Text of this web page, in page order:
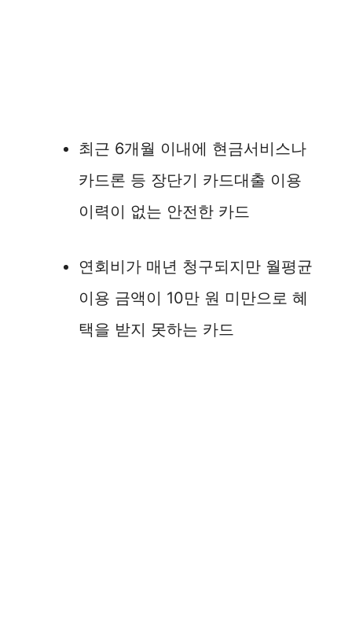
최근 6개월 이내에 현금서비스나
카드론 등 장단기 카드대출 이용
이력이 없는 안전한 카드
연회비가 매년 청구되지만 월평균
이용 금액이 10만 원 미만으로 혜
택을 받지 못하는 카드